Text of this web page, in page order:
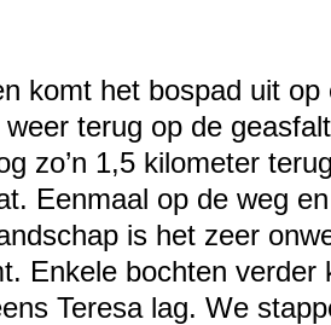
komt het bospad uit
terug op de
zo’n 1,5 kilometer
Eenmaal op de weg en
is het zeer
Enkele bochten verder
Teresa lag. We